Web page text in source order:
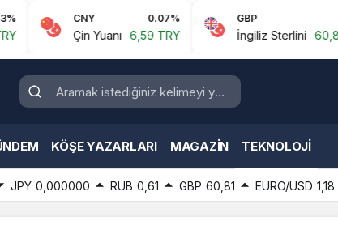
CNY 0.07%
Çin Yuanı 6,59 TRY
GBP
İngiliz Sterlini 60,81 TRY
KÖŞE YAZARLARI MAGAZIN TEKNOLOJI
JPY 0,000000 RUB 0,61 GBP 60,81 EURO/USD 1,18